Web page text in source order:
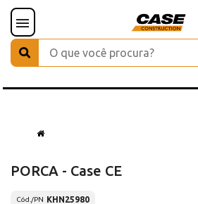
PORCA - Case CE
Cód./PN KHN25980